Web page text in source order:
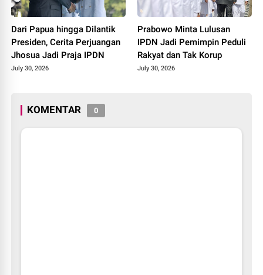
Dari Papua hingga Dilantik
Presiden, Cerita Perjuangan
Jhosua Jadi Praja IPDN
July 30, 2026
Prabowo Minta Lulusan
IPDN Jadi Pemimpin Peduli
Rakyat dan Tak Korup
July 30, 2026
KOMENTAR 0